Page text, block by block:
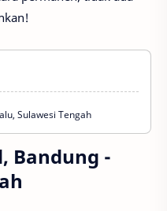
Sulawesi Tengah
Bandung -